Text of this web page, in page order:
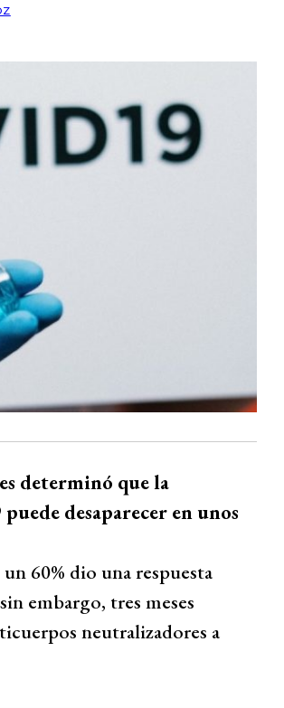
determinó que la
desaparecer en unos
60% dio una respuesta
embargo, tres meses
neutralizadores a